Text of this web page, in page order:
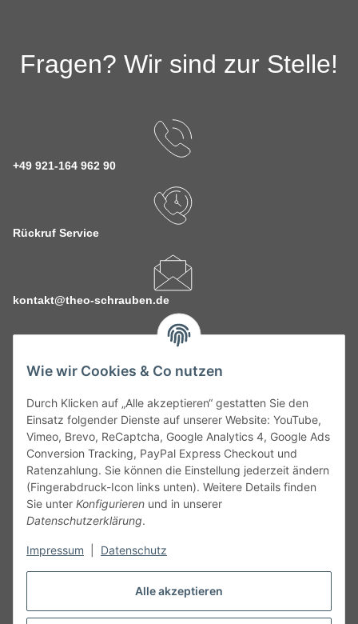
Alle akzeptieren
Wie wir Cookies & Co nutzen
Durch Klicken auf „Alle akzeptieren“ gestatten Sie den
Einsatz folgender Dienste auf unserer Website: YouTube,
Vimeo, Brevo, ReCaptcha, Google Analytics 4, Google Ads
Conversion Tracking, PayPal Express Checkout und
Ratenzahlung. Sie können die Einstellung jederzeit ändern
(Fingerabdruck-Icon links unten). Weitere Details finden
Sie unter Konfigurieren und in unserer
Datenschutzerklärung.
Impressum Datenschutz
Fragen? Wir sind zur Stelle!
+49 921-164 962 90
Rückruf Service
kontakt@theo-schrauben.de
Service
Gesetzliche Informationen
Alle technischen Angaben ohne Gewähr. Irrtümer und fehlerhafte
Angaben vorbehalten. Wenn Sie Datenblätter oder spezielle
unseren Kundenservice. Abbildungen der Artikel können
Vertrag widerrufen